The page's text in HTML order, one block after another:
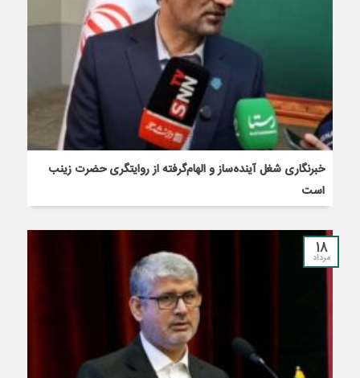
خبرنگاری شغل آینده‌ساز و الهام‌گرفته از روایتگری حضرت زینب
است
18
مرداد